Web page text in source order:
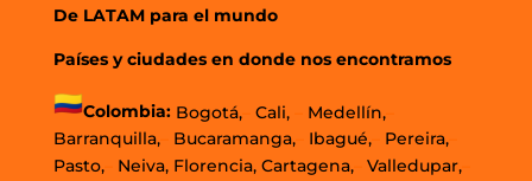
De LATAM para el mundo
Países y ciudades en donde nos encontramos
Colombia: Bogotá,– Cali, Medellín,–
Barranquilla,– Bucaramanga,– Ibagué,– Pereira,–
Pasto,– Neiva, Florencia, Cartagena,– Valledupar,–